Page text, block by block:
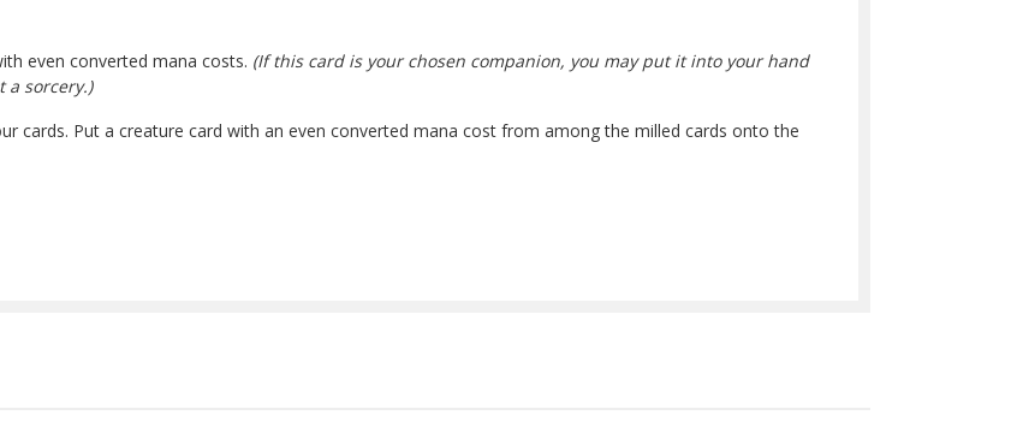
even converted mana costs. (If this card is your chosen companion, you may put it into your hand
a sorcery.)
cards. Put a creature card with an even converted mana cost from among the milled cards onto the